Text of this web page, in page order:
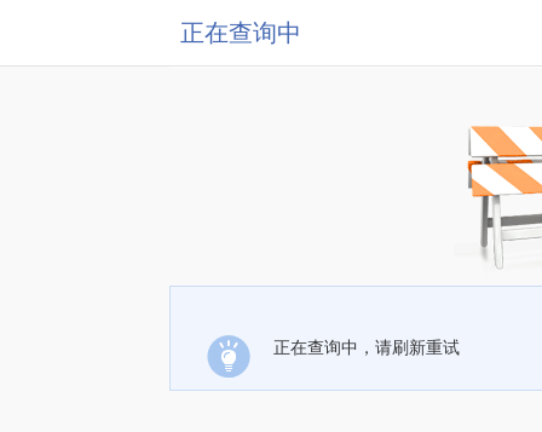
正在查询中
正在查询中，请刷新重试